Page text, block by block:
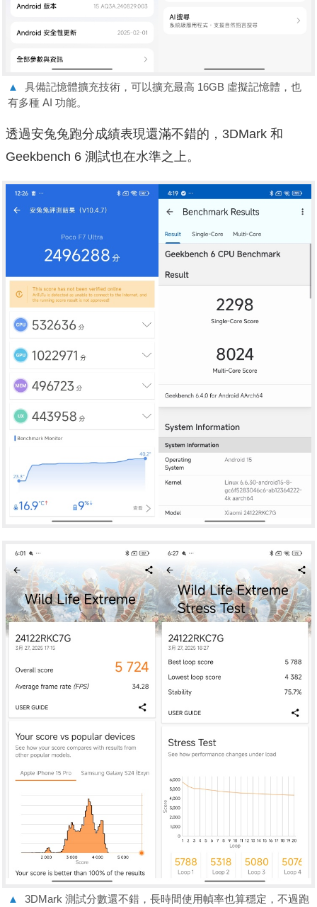
▲
具備記憶體擴充技術，可以擴充最高 16GB 虛擬記憶體，也
有多種 AI 功能。
透過安兔兔跑分成績表現還滿不錯的，3DMark 和
Geekbench 6 測試也在水準之上。
▲
3DMark 測試分數還不錯，長時間使用幀率也算穩定，不過跑